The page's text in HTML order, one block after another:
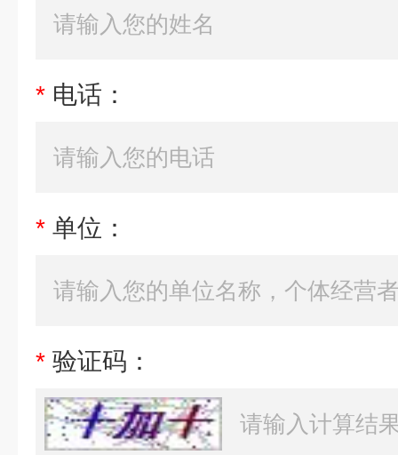
* 电话：
* 单位：
* 验证码：